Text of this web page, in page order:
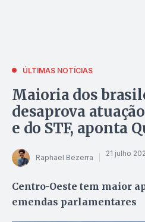
ÚLTIMAS NOTÍCIAS
Maioria dos
desaprova
e do STF, aponta
Raphael Bezerra 21 julho
Centro-Oeste tem maior
emendas parlamentares